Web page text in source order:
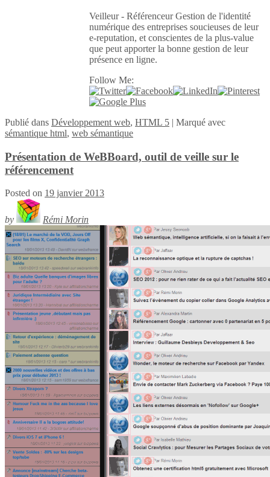
Veilleur - Référenceur Gestion de l'identité
numérique des entreprises soucieuses de leur
e-reputation, et conscientes de la plus-value
que peut apporter la bonne gestion de leur
présence en ligne.
Follow Me:
Publié dans Développement web, HTML 5 | Marqué avec
sémantique html, web sémantique
Présentation de WeBBoard, outil de veille sur le
référencement
Posted on 19 janvier 2013
by Rémi Morin